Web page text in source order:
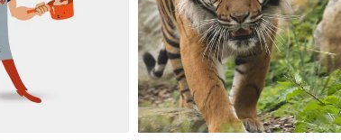
des
Parc zoologique de
Champrépus